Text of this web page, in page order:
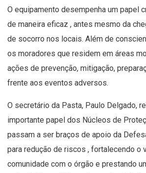
O equipamento desempenha um papel
de maneira eficaz , antes mesmo da
de socorro nos locais. Além de
os moradores que residem em áreas
ações de prevenção, mitigação,
frente aos eventos adversos.
O secretário da Pasta, Paulo Delgado,
importante papel dos Núcleos de
passam a ser braços de apoio da
para redução de riscos , fortalecendo o
comunidade com o órgão e prestando